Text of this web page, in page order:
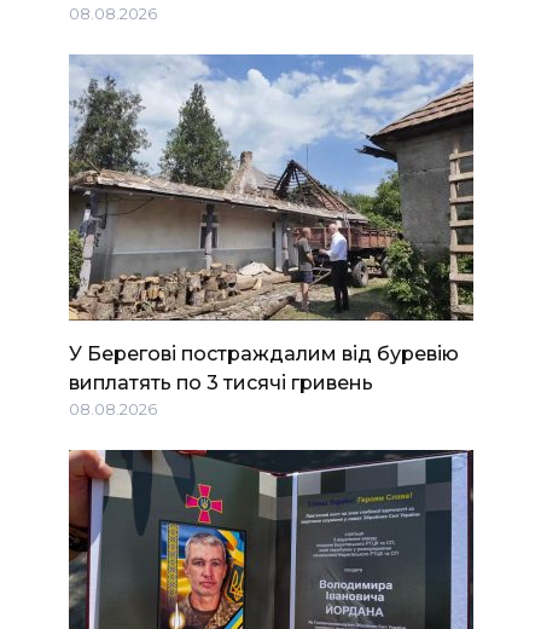
08.08.2026
У Берегові постраждалим від буревію
виплатять по 3 тисячі гривень
08.08.2026